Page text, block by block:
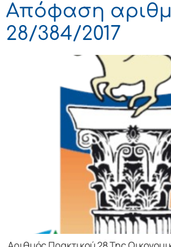
Απόφαση
28/384/2017